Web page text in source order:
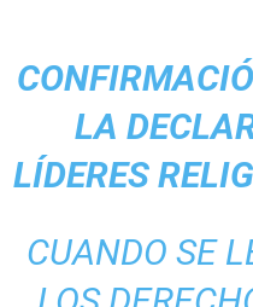
LA
LÍDERES
CUANDO SE